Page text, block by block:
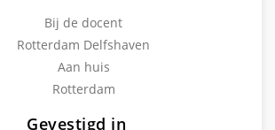
Bij de docent
Rotterdam Delfshaven
Aan huis
Rotterdam
Gevestigd in